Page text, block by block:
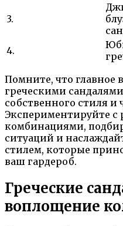
3.
4.
Помните, что главное
греческими
собственного стиля и
Экспериментируйте с
комбинациями,
ситуаций и
стилем, которые
ваш гардероб.
Греческие
воплощение